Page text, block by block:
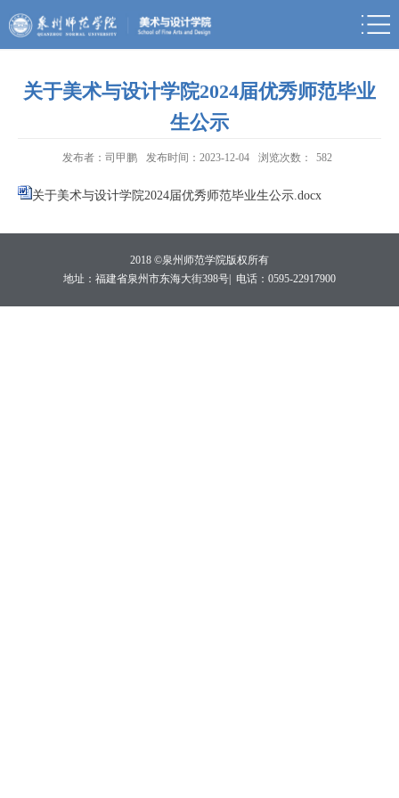
关于美术与设计学院2024届优秀师范毕业
生公示
发布者：司甲鹏 发布时间：2023-12-04 浏览次数： 582
关于美术与设计学院2024届优秀师范毕业生公示.docx
2018 ©泉州师范学院版权所有
地址：福建省泉州市东海大街398号|
电话：0595-22917900